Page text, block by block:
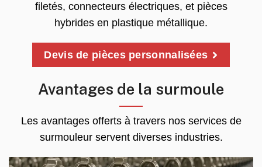
filetés, connecteurs électriques, et pièces
hybrides en plastique métallique.
Devis de pièces personnalisées
Avantages de la surmoule
Les avantages offerts à travers nos services de
surmouleur servent diverses industries.